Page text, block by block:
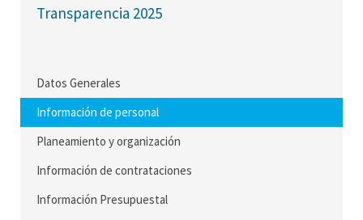
Transparencia 2025
Datos Generales
Información de personal
Planeamiento y organización
Información de contrataciones
Información Presupuestal